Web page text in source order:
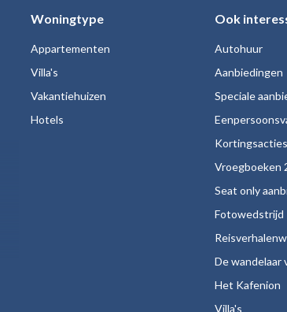
Woningtype
Appartementen
Villa's
Vakantiehuizen
Hotels
Ook
Autohuur
Aanbiedingen
Speciale
Kortingsacties
Vroegboeken
Seat only
Fotowedstrijd
De wandelaar
Het Kafenion
Villa's